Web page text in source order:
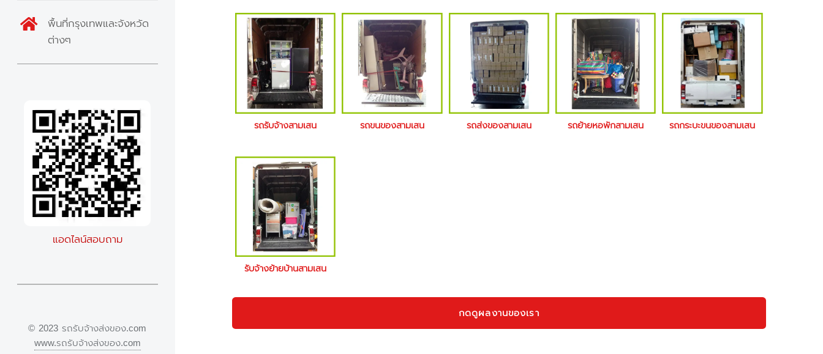
รถรับจ้างสามเสน รถขนของสามเสน รถส่งของสามเสน รถย้ายหอพักสามเสน รถกระบะขนของสามเสน
รับจ้างย้ายบ้านสามเสน
กดดูผลงานของเรา
พื้นที่กรุงเทพและจังหวัด
ต่างๆ
แอดไลน์สอบถาม
© 2023 รถรับจ้างส่งของ.com
www.รถรับจ้างส่งของ.com